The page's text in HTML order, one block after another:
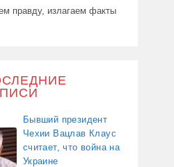
правду, излагаем факты
Бывший президент
Чехии Вацлав Клаус
считает, что война на
Украине